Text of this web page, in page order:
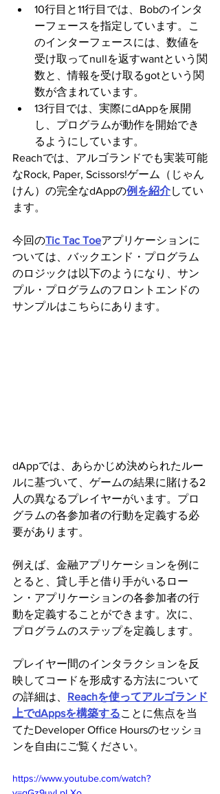
10行目と11行目では、Bobのインタ
ーフェースを指定しています。こ
のインターフェースには、数値を
受け取ってnullを返すwantという関
数と、情報を受け取るgotという関
数が含まれています。
13行目では、実際にdAppを展開
し、プログラムが動作を開始でき
るようにしています。
Reachでは、アルゴランドでも実装可能
なRock, Paper, Scissors!ゲーム（じゃん
けん）の完全なdAppの例を紹介してい
ます。
今回のTic Tac Toeアプリケーションに
ついては、バックエンド・プログラム
のロジックは以下のようになり、サン
プル・プログラムのフロントエンドの
サンプルはこちらにあります。
dAppでは、あらかじめ決められたルー
ルに基づいて、ゲームの結果に賭ける2
人の異なるプレイヤーがいます。プロ
グラムの各参加者の行動を定義する必
要があります。
例えば、金融アプリケーションを例に
とると、貸し手と借り手がいるロー
ン・アプリケーションの各参加者の行
動を定義することができます。次に、
プログラムのステップを定義します。
プレイヤー間のインタラクションを反
映してコードを形成する方法について
の詳細は、 Reachを使ってアルゴランド
上でdAppsを構築することに焦点を当
てたDeveloper Office Hoursのセッショ
ンを自由にご覧ください。
https://www.youtube.com/watch?